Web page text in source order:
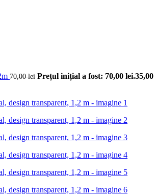
70,00lei Prețul inițial a fost: 70,00 lei.35,00